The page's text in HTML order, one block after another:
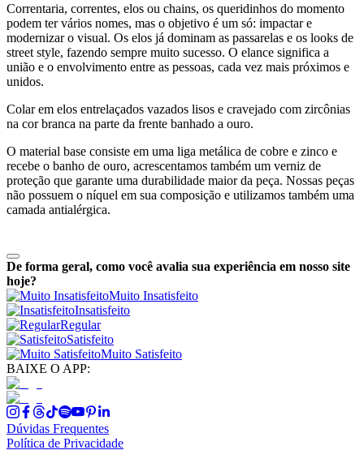
Correntaria, correntes, elos ou chains, os queridinhos do momento
podem ter vários nomes, mas o objetivo é um só: impactar e
modernizar o visual. Os elos já dominam as passarelas e os looks de
street style, fazendo sempre muito sucesso. O elance significa a
união e o envolvimento entre as pessoas, cada vez mais próximos e
unidos.
Colar em elos entrelaçados vazados lisos e cravejado com zircônias
na cor branca na parte da frente banhado a ouro.
O material base consiste em uma liga metálica de cobre e zinco e
recebe o banho de ouro, acrescentamos também um verniz de
proteção que garante uma durabilidade maior da peça. Nossas peças
não possuem o níquel em sua composição e utilizamos também uma
camada antialérgica.
De forma geral, como você avalia sua experiência em nosso site
hoje?
Muito Insatisfeito
Insatisfeito
Regular
Satisfeito
Muito Satisfeito
BAIXE O APP:
Dúvidas Frequentes
Política de Privacidade